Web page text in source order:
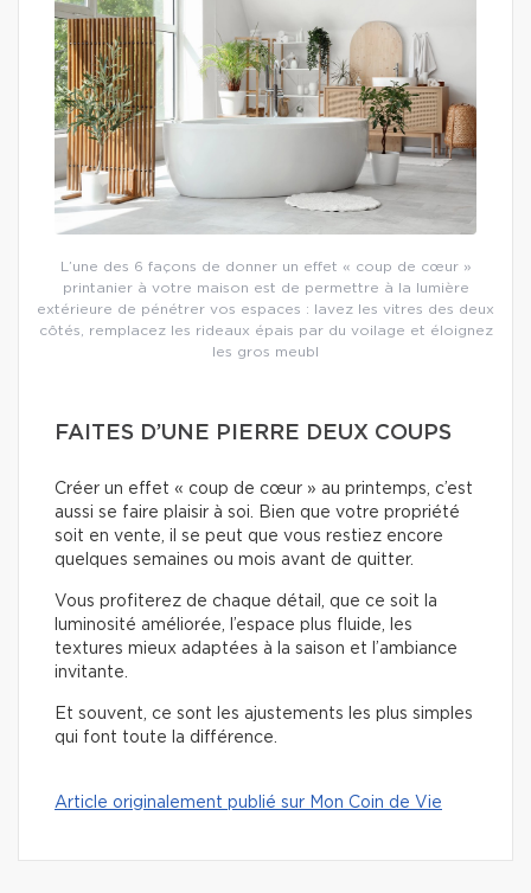
L’une des 6 façons de donner un effet « coup de cœur »
printanier à votre maison est de permettre à la lumière
extérieure de pénétrer vos espaces : lavez les vitres des deux
côtés, remplacez les rideaux épais par du voilage et éloignez
les gros meubl
FAITES D’UNE PIERRE DEUX COUPS
Créer un effet « coup de cœur » au printemps, c’est
aussi se faire plaisir à soi. Bien que votre propriété
soit en vente, il se peut que vous restiez encore
quelques semaines ou mois avant de quitter.
Vous profiterez de chaque détail, que ce soit la
luminosité améliorée, l’espace plus fluide, les
textures mieux adaptées à la saison et l’ambiance
invitante.
Et souvent, ce sont les ajustements les plus simples
qui font toute la différence.
Article originalement publié sur Mon Coin de Vie